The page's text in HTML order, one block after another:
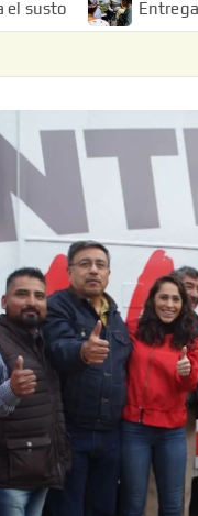
Entrega JAPAM